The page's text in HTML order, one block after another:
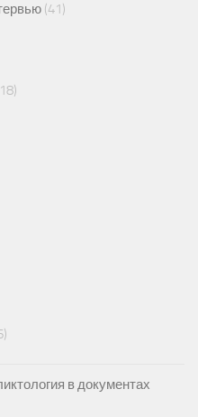
(41)
в документах